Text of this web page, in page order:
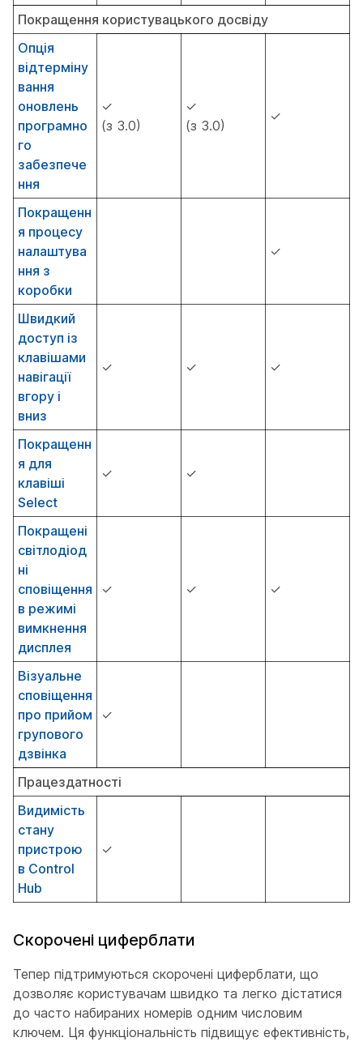
Покращення користувацького досвіду
Опція
відтерміну
вання
оновлень
програмно
го
забезпече
ння
✓
(з 3.0)
✓
(з 3.0)
✓
Покращенн
я процесу
налаштува
ння з
коробки
✓
Швидкий
доступ із
клавішами
навігації
вгору і
вниз
✓ ✓ ✓
Покращенн
я для
клавіші
Select
✓ ✓
Покращені
світлодіод
ні
сповіщення
в режимі
вимкнення
дисплея
✓ ✓ ✓
Візуальне
сповіщення
про прийом
групового
дзвінка
✓
Працездатності
Видимість
стану
пристрою
в Control
Hub
✓
Скорочені циферблати
Тепер підтримуються скорочені циферблати, що
дозволяє користувачам швидко та легко дістатися
до часто набираних номерів одним числовим
ключем. Ця функціональність підвищує ефективність,